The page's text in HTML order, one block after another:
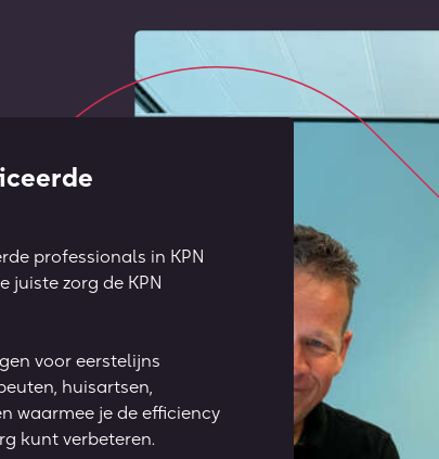
professionals in KPN
juiste zorg de KPN
voor eerstelijns
huisartsen,
waarmee je de efficiency
kunt verbeteren.